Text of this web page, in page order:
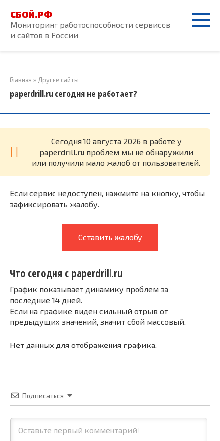
контенту
СБОЙ.РФ
Мониторинг работоспособности сервисов
и сайтов в России
Главная » Другие сайты
paperdrill.ru сегодня не работает?
Cегодня 10 августа 2026 в работе у
paperdrill.ru проблем мы не обнаружили
или получили мало жалоб от пользователей.
Если сервис недоступен, нажмите на кнопку, чтобы
зафиксировать жалобу.
Оставить жалобу
Что сегодня с paperdrill.ru
График показывает динамику проблем за
последние 14 дней.
Если на графике виден сильный отрыв от
предыдущих значений, значит сбой массовый.
Нет данных для отображения графика.
Подписаться